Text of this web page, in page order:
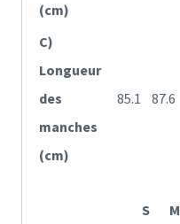
(cm)
C)
Longueur
des
manches
(cm)
85.1 87.6
S M